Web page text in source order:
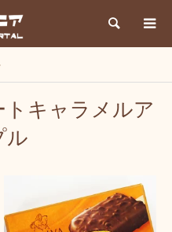
検索
トキャラメルア
ル